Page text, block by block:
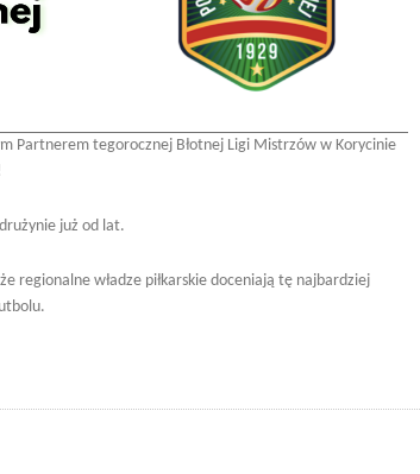
Partnerem tegorocznej Błotnej Ligi Mistrzów w Korycinie
już od lat.
regionalne władze piłkarskie doceniają tę najbardziej